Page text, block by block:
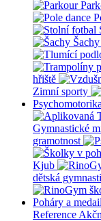
Šachy
hřiště
Zimní sporty
Psychomotorika
Gymnastické
gramotnost
Kjub
dětská
Poháry a
Reference